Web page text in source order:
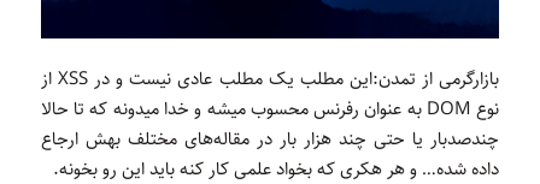
بازارگرمی از تمدن:این مطلب یک مطلب عادی نیست و در XSS از
نوع DOM به عنوان رفرنس محسوب میشه و خدا میدونه که تا حالا
چندصدبار یا حتی چند هزار بار در مقاله‌های مختلف بهش ارجاع
داده شده… و هر هکری که بخواد علمی کار کنه باید این رو بخونه.